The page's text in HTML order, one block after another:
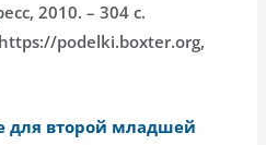
2010. – 304 с.
podelki.boxter.org,
для второй младшей